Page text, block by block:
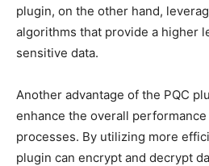
plugin, ​on the other hand,
algorithms that provide​ a ‍higher
sensitive data.
Another advantage of the PQC
‌enhance the overall
⁤processes. ‍By utilizing ‌more
plugin can encrypt ‍and decrypt